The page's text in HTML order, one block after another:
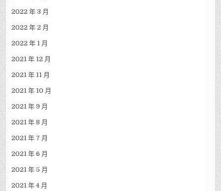
2022 年 3 月
2022 年 2 月
2022 年 1 月
2021 年 12 月
2021 年 11 月
2021 年 10 月
2021 年 9 月
2021 年 8 月
2021 年 7 月
2021 年 6 月
2021 年 5 月
2021 年 4 月